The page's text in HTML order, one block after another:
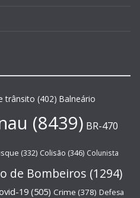
trânsito (402) Balneário
(8439) BR-470
(332) Colisão (346) Colunista
de Bombeiros (1294)
19 (505) Crime (378) Defesa